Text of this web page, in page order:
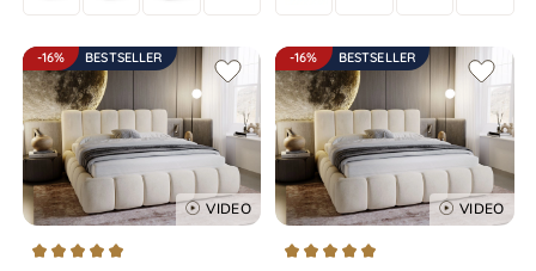
-16% BESTSELLER
VIDEO
-16% BESTSELLER
VIDEO